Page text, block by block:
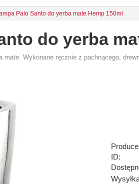
Palo Santo do yerba mate Hemp 150ml
do yerba
Wykonane ręcznie z pachnącego,
ID: